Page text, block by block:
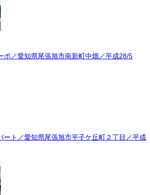
／愛知県尾張旭市南新町中畑／平成28/5
ト／愛知県尾張旭市平子ケ丘町２丁目／平成